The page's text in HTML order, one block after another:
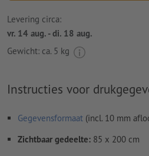
Levering circa:
vr. 14 aug. - di. 18 aug.
Gewicht: ca. 5 kg
Instructies voor
Gegevensformaat (incl. 10 mm
Zichtbaar gedeelte: 85 x 200 cm